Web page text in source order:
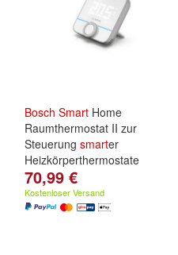
Bosch Smart Home
Raumthermostat II zur
Steuerung smarter
Heizkörperthermostate
70,99 €
Kostenloser Versand